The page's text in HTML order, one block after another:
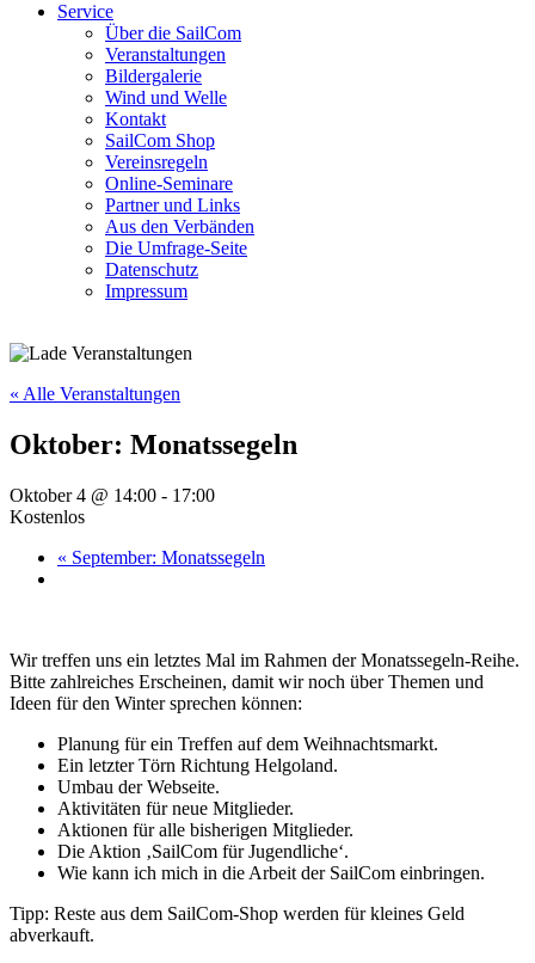
Service
Über die SailCom
Veranstaltungen
Bildergalerie
Wind und Welle
Kontakt
SailCom Shop
Vereinsregeln
Online-Seminare
Partner und Links
Aus den Verbänden
Die Umfrage-Seite
Datenschutz
Impressum
« Alle Veranstaltungen
Oktober: Monatssegeln
Oktober 4 @ 14:00 - 17:00
Kostenlos
« September: Monatssegeln
Wir treffen uns ein letztes Mal im Rahmen der Monatssegeln-Reihe.
Bitte zahlreiches Erscheinen, damit wir noch über Themen und
Ideen für den Winter sprechen können:
Planung für ein Treffen auf dem Weihnachtsmarkt.
Ein letzter Törn Richtung Helgoland.
Umbau der Webseite.
Aktivitäten für neue Mitglieder.
Aktionen für alle bisherigen Mitglieder.
Die Aktion ‚SailCom für Jugendliche‘.
Wie kann ich mich in die Arbeit der SailCom einbringen.
Tipp: Reste aus dem SailCom-Shop werden für kleines Geld
abverkauft.